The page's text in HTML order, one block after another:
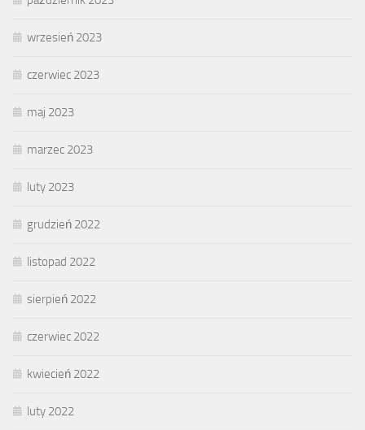
wrzesień 2023
czerwiec 2023
maj 2023
marzec 2023
luty 2023
grudzień 2022
listopad 2022
sierpień 2022
czerwiec 2022
kwiecień 2022
luty 2022